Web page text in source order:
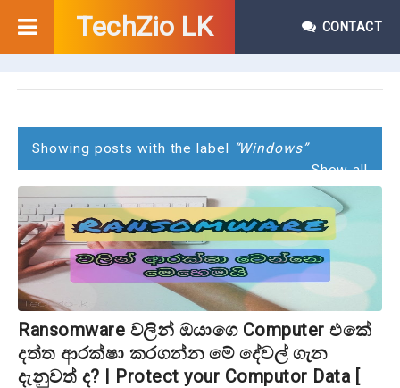
TechZio LK CONTACT
o
t
s
Showing posts with the label
Windows
Show all
Ransomware වලින් ඔයාගෙ Computer එකේ
දත්ත ආරක්ෂා කරගන්න මේ දේවල් ගැන
දැනුවත් ද? | Protect your Computor Data [